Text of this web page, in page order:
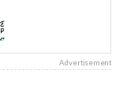
Advertisement